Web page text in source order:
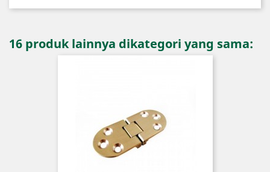
16 produk lainnya dikategori yang sama: